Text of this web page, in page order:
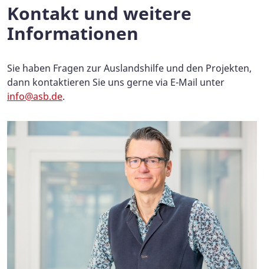
Kontakt und weitere
Informationen
Sie haben Fragen zur Auslandshilfe und den Projekten,
dann kontaktieren Sie uns gerne via E-Mail unter
info@asb.de.